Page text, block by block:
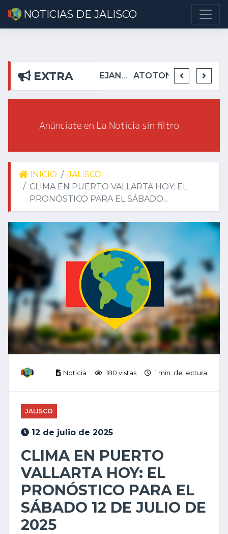
NOTICIAS DE JALISCO
EXTRA
DETIENEN EN TEUCHITLÁN A PRESUNTOS INTEGRANTES DE GRUPO DELICTIVO ATOTONILQUILLO INSEGURO Y AL VIRREY NO LE IMPORTA
INICIO
JALISCO
CLIMA EN PUERTO VALLARTA HOY: EL
PRONÓSTICO PARA EL SÁBADO...
Noticia 180 vistas 1 min. de lectura
JALISCO
12 de julio de 2025
CLIMA EN PUERTO
VALLARTA HOY: EL
PRONÓSTICO PARA EL
SÁBADO 12 DE JULIO DE
2025